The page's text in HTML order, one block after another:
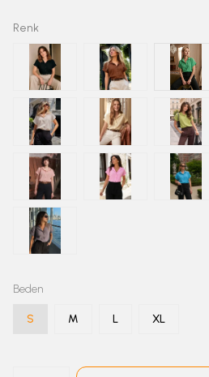
Renk
Beden
S M L XL